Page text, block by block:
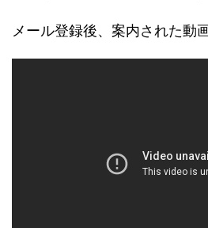
メール登録後、案内された動